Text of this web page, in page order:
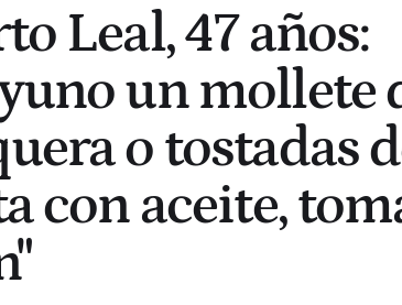
Leal, 47 años:
un mollete
o tostadas
con aceite,